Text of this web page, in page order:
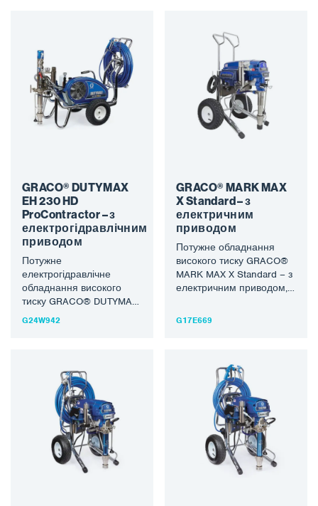
GRACO® DUTYMAX
EH 230 HD
ProContractor – з
електрогідравлічним
приводом
Потужне
електрогідравлічне
обладнання високого
тиску GRACO® DUTYMAX
EH 230 HD ProContractors
вогнезахисних,
розчинникових…
G24W942
GRACO® MARK MAX
X Standard – з
електричним
приводом
Потужне обладнання
високого тиску GRACO®
MARK MAX X Standard – з
електричним приводом,
більшості розчинників і
G17E669